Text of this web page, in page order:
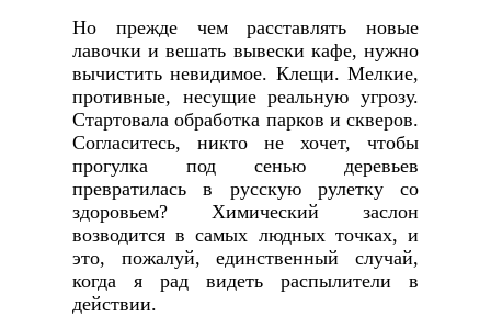
Но прежде чем расставлять новые
лавочки и вешать вывески кафе, нужно
вычистить невидимое. Клещи. Мелкие,
противные, несущие реальную угрозу.
Стартовала обработка парков и скверов.
Согласитесь, никто не хочет, чтобы
прогулка под сенью деревьев
превратилась в русскую рулетку со
здоровьем? Химический заслон
возводится в самых людных точках, и
это, пожалуй, единственный случай,
когда я рад видеть распылители в
действии.